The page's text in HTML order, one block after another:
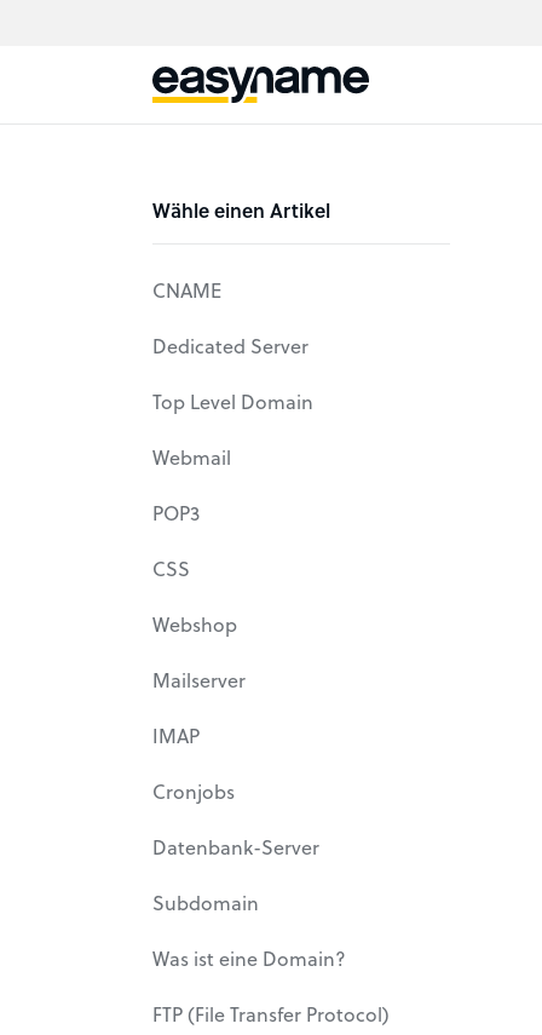
Wähle einen Artikel
CNAME
Dedicated Server
Top Level Domain
Webmail
POP3
CSS
Webshop
Mailserver
IMAP
Cronjobs
Datenbank-Server
Subdomain
Was ist eine Domain?
FTP (File Transfer Protocol)